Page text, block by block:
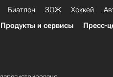
Биатлон ЗОЖ Хоккей
Продукты и сервисы Пресс-